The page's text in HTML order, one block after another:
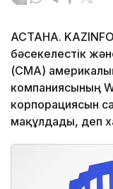
АСТАНА.
бәсекелестік
(CMA)
компаниясының
корпорациясын
мақұлдады, деп